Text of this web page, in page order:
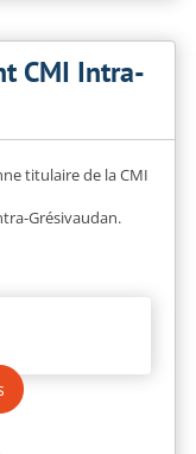
CMI Intra-
titulaire de la CMI
Grésivaudan.